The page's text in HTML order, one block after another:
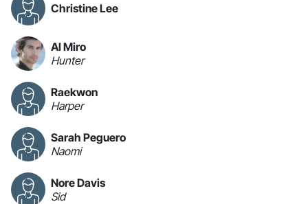
Christine Lee
Al Miro
Hunter
Raekwon
Harper
Sarah Peguero
Naomi
Nore Davis
Sid